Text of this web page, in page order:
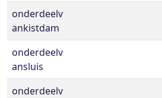
onderdeelv
ankistdam
onderdeelv
ansluis
onderdeelv